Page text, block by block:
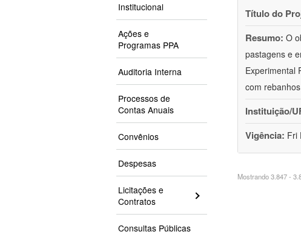
Institucional
Ações e
Programas PPA
Auditoria Interna
Processos de
Contas Anuais
Convênios
Despesas
Licitações e
Contratos
Consultas Públicas
Título do
Resumo: O
pastagens e
Experimental
com
Instituição/
Vigência: Fri
Mostrando 3.847 -